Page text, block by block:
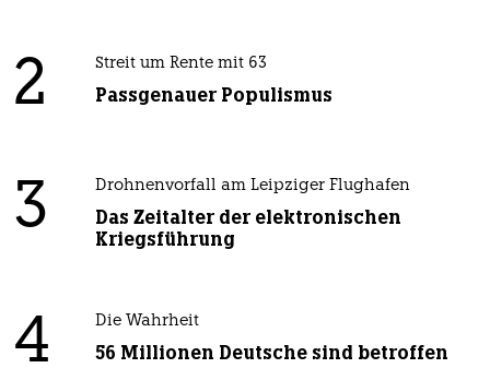
2 Streit um Rente mit 63
Passgenauer Populismus
3 Drohnenvorfall am Leipziger Flughafen
Das Zeitalter der elektronischen
Kriegsführung
4 Die Wahrheit
56 Millionen Deutsche sind betroffen